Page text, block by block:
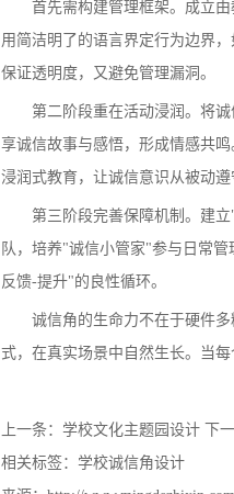
首先需构建管理框架。成立由
用简洁明了的语言界定行为边界
保证透明度，又避免管理漏洞。
第二阶段重在活动浸润。将诚
享诚信故事与感悟，形成情感共
浸润式教育，让诚信意识从被动遵
第三阶段完善保障机制。建立"
队，培养"诚信小管家"参与日常
反馈-提升"的良性循环。
诚信角的生命力不在于硬件多
式，在真实场景中自然生长。当
上一条： 学校文化主题园设计 下
相关标签：学校诚信角设计